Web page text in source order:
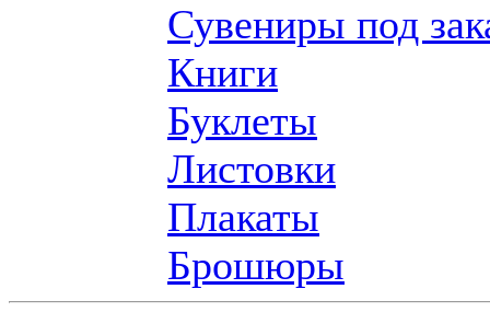
Сувениры под
Книги
Буклеты
Листовки
Плакаты
Брошюры